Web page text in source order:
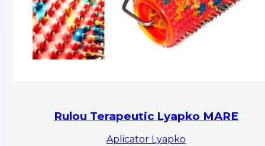
Rulou Terapeutic Lyapko MARE
Aplicator Lyapko